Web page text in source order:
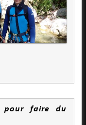
pour faire du